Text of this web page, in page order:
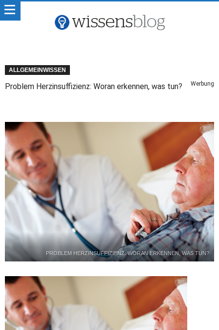
ALLGEMEINWISSEN
Problem Herzinsuffizienz: Woran erkennen, was tun? Werbung
PROBLEM HERZINSUFFIZIENZ: WORAN ERKENNEN, WAS TUN?